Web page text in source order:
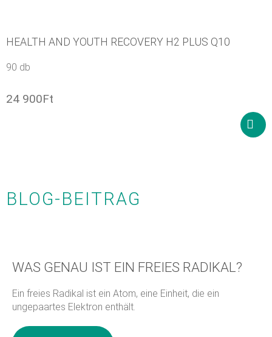
HEALTH AND YOUTH RECOVERY H2 PLUS Q10
90 db
24 900Ft
BLOG-BEITRAG
WAS GENAU IST EIN FREIES RADIKAL?
Ein freies Radikal ist ein Atom, eine Einheit, die ein
ungepaartes Elektron enthält.